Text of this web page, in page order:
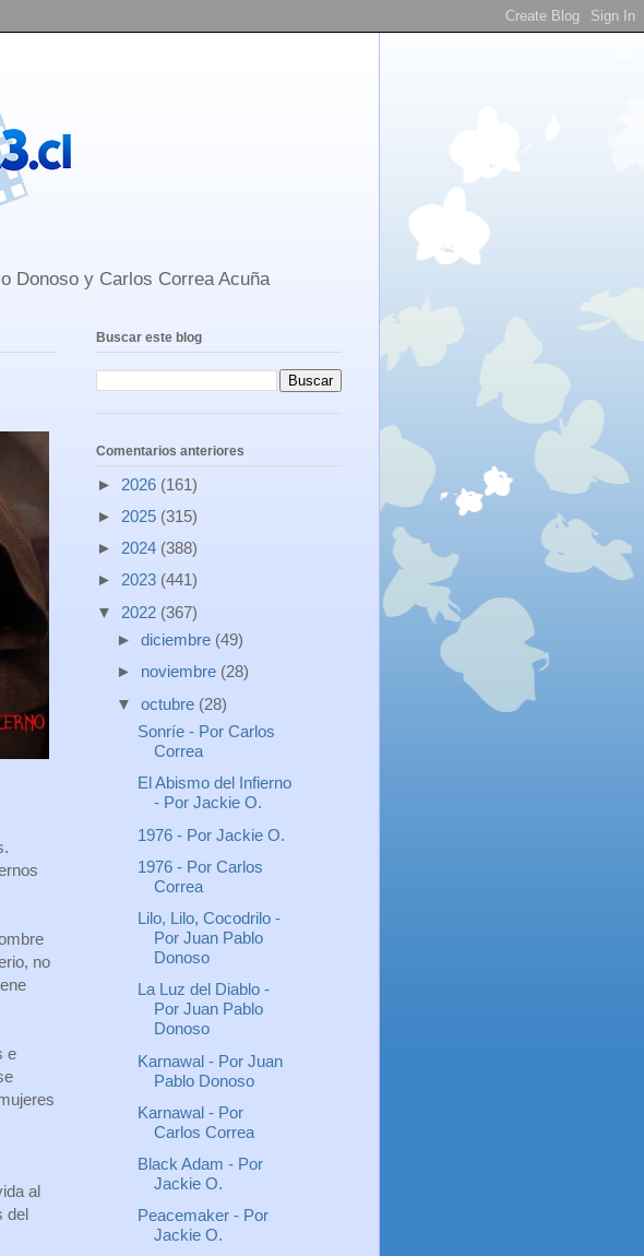
Donoso y Carlos Correa Acuña
no
e
al
del
Buscar este blog
Comentarios anteriores
► 2026 (161)
► 2025 (315)
► 2024 (388)
► 2023 (441)
▼ 2022 (367)
► diciembre (49)
► noviembre (28)
▼ octubre (28)
Sonríe - Por Carlos
Correa
El Abismo del Infierno
- Por Jackie O.
1976 - Por Jackie O.
1976 - Por Carlos
Correa
Lilo, Lilo, Cocodrilo -
Por Juan Pablo
Donoso
La Luz del Diablo -
Por Juan Pablo
Donoso
Karnawal - Por Juan
Pablo Donoso
Karnawal - Por
Carlos Correa
Black Adam - Por
Jackie O.
Peacemaker - Por
Jackie O.